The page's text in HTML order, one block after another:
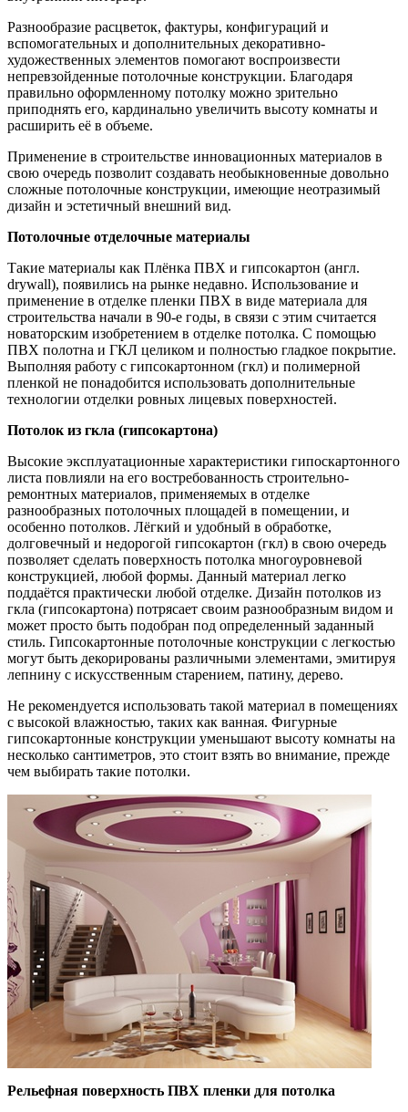
Разнообразие расцветок, фактуры, конфигураций и
вспомогательных и дополнительных декоративно-
художественных элементов помогают воспроизвести
непревзойденные потолочные конструкции. Благодаря
правильно оформленному потолку можно зрительно
приподнять его, кардинально увеличить высоту комнаты и
расширить её в объеме.
Применение в строительстве инновационных материалов в
свою очередь позволит создавать необыкновенные довольно
сложные потолочные конструкции, имеющие неотразимый
дизайн и эстетичный внешний вид.
Потолочные отделочные материалы
Такие материалы как Плёнка ПВХ и гипсокартон (англ.
drywall), появились на рынке недавно. Использование и
применение в отделке пленки ПВХ в виде материала для
строительства начали в 90-е годы, в связи с этим считается
новаторским изобретением в отделке потолка. С помощью
ПВХ полотна и ГКЛ целиком и полностью гладкое покрытие.
Выполняя работу с гипсокартонном (гкл) и полимерной
пленкой не понадобится использовать дополнительные
технологии отделки ровных лицевых поверхностей.
Потолок из гкла (гипсокартона)
Высокие эксплуатационные характеристики гипоскартонного
листа повлияли на его востребованность строительно-
ремонтных материалов, применяемых в отделке
разнообразных потолочных площадей в помещении, и
особенно потолков. Лёгкий и удобный в обработке,
долговечный и недорогой гипсокартон (гкл) в свою очередь
позволяет сделать поверхность потолка многоуровневой
конструкцией, любой формы. Данный материал легко
поддаётся практически любой отделке. Дизайн потолков из
гкла (гипсокартона) потрясает своим разнообразным видом и
может просто быть подобран под определенный заданный
стиль. Гипсокартонные потолочные конструкции с легкостью
могут быть декорированы различными элементами, эмитируя
лепнину с искусственным старением, патину, дерево.
Не рекомендуется использовать такой материал в помещениях
с высокой влажностью, таких как ванная. Фигурные
гипсокартонные конструкции уменьшают высоту комнаты на
несколько сантиметров, это стоит взять во внимание, прежде
чем выбирать такие потолки.
Рельефная поверхность ПВХ пленки для потолка